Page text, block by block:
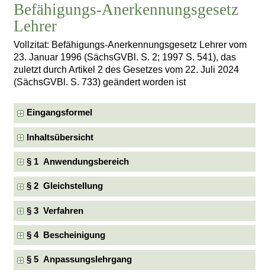
Befähigungs-Anerkennungsgesetz
Lehrer
Vollzitat: Befähigungs-Anerkennungsgesetz Lehrer vom
23. Januar 1996 (SächsGVBl. S. 2; 1997 S. 541), das
zuletzt durch Artikel 2 des Gesetzes vom 22. Juli 2024
(SächsGVBl. S. 733) geändert worden ist
Eingangsformel
Inhaltsübersicht
§ 1 Anwendungsbereich
§ 2 Gleichstellung
§ 3 Verfahren
§ 4 Bescheinigung
§ 5 Anpassungslehrgang